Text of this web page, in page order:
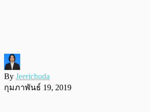
By Jeerichuda
กุมภาพันธ์ 19, 2019